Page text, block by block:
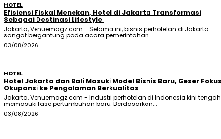
HOTEL
Efisiensi Fiskal Menekan, Hotel di Jakarta Transformasi
Sebagai Destinasi Lifestyle
Jakarta, Venuemagz.com - Selama ini, bisnis perhotelan di Jakarta
sangat bergantung pada acara pemerintahan...
03/08/2026
HOTEL
Hotel Jakarta dan Bali Masuki Model Bisnis Baru, Geser Fokus
Okupansi ke Pengalaman Berkualitas
Jakarta, Venuemagz.com - Industri perhotelan di Indonesia kini tengah
memasuki fase pertumbuhan baru. Berdasarkan...
03/08/2026